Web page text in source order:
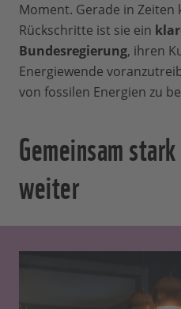
Moment. Gerade in
Rückschritte ist sie ein
Bundesregierung, ihren
Energiewende
von fossilen Energien zu
Gemeinsam
weiter